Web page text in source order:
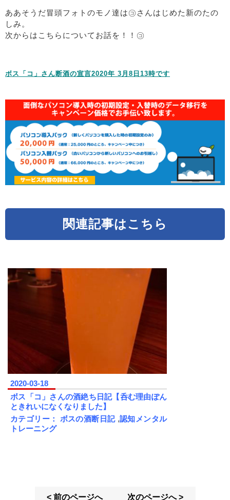
ああそうだ冒頭フォトのモノ達は㋙さんはじめた新のたの
しみ。
次からはこちらについてお話を！！㋙
ボス「コ」さん断酒の宣言2020年 3月8日13時です
関連記事はこちら
2020-03-18
ボス「コ」さんの酒絶ち日記【呑む理由ぽん
ときれいになくなりました】
カテゴリー： ボスの酒断日記,認知メンタル
トレーニング
< 前のページへ 次のページへ >